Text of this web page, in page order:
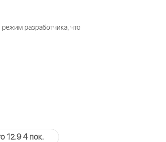
разработчика, что
12.9 4 пок.